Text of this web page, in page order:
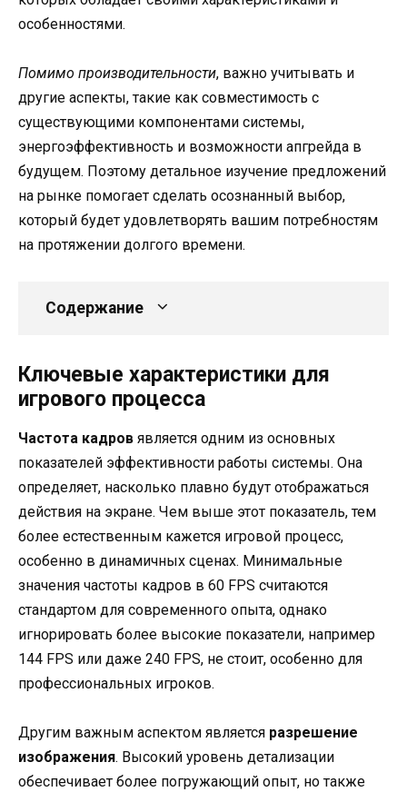
особенностями.
Помимо производительности, важно учитывать и
другие аспекты, такие как совместимость с
существующими компонентами системы,
энергоэффективность и возможности апгрейда в
будущем. Поэтому детальное изучение предложений
на рынке помогает сделать осознанный выбор,
который будет удовлетворять вашим потребностям
на протяжении долгого времени.
Содержание
Ключевые характеристики для
игрового процесса
Частота кадров является одним из основных
показателей эффективности работы системы. Она
определяет, насколько плавно будут отображаться
действия на экране. Чем выше этот показатель, тем
более естественным кажется игровой процесс,
особенно в динамичных сценах. Минимальные
значения частоты кадров в 60 FPS считаются
стандартом для современного опыта, однако
игнорировать более высокие показатели, например
144 FPS или даже 240 FPS, не стоит, особенно для
профессиональных игроков.
Другим важным аспектом является разрешение
изображения. Высокий уровень детализации
обеспечивает более погружающий опыт, но также